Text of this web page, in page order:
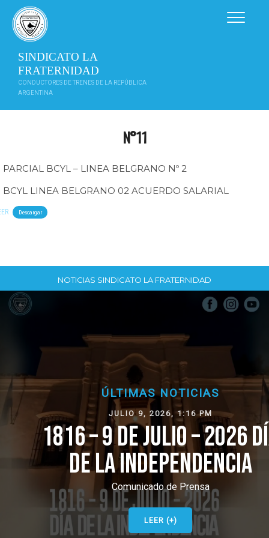
contenido
SINDICATO LA
FRATERNIDAD
CONDUCTORES DE TRENES DE LA REPÚBLICA
ARGENTINA
N°11
PARCIAL BCYL – LINEA BELGRANO Nº 2
BCYL LINEA BELGRANO 02 ACUERDO SALARIAL
Descargar
NOTICIAS SINDICATO LA FRATERNIDAD
ÚLTIMAS NOTICIAS
JULIO 9, 2026, 1:16 PM
1816 – 9 DE JULIO – 2026 DÍA
DE LA INDEPENDENCIA
Comunicado de Prensa
LEER (+)